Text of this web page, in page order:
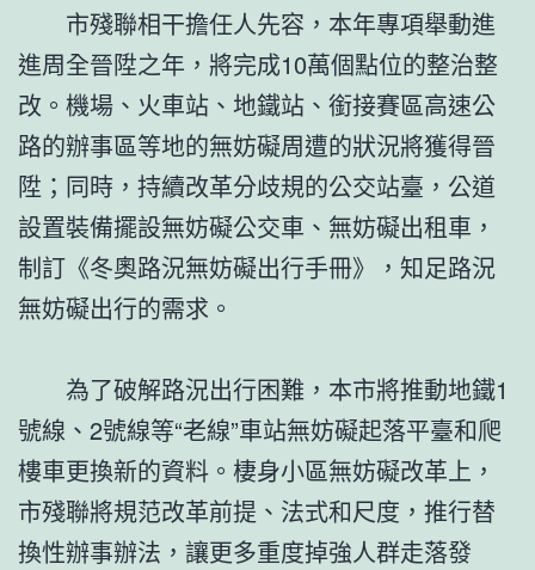
市殘聯相干擔任人先容，本年專項舉動進
進周全晉陞之年，將完成10萬個點位的整治整
改。機場、火車站、地鐵站、銜接賽區高速公
路的辦事區等地的無妨礙周遭的狀況將獲得晉
陞；同時，持續改革分歧規的公交站臺，公道
設置裝備擺設無妨礙公交車、無妨礙出租車，
制訂《冬奧路況無妨礙出行手冊》，知足路況
無妨礙出行的需求。
為了破解路況出行困難，本市將推動地鐵1
號線、2號線等“老線”車站無妨礙起落平臺和爬
樓車更換新的資料。棲身小區無妨礙改革上，
市殘聯將規范改革前提、法式和尺度，推行替
換性辦事辦法，讓更多重度掉強人群走落發